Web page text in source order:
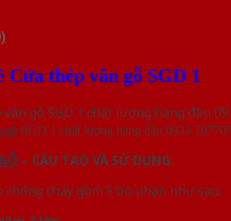
Cửa thép vân gỗ SGD 1
gỗ SGD 1 chất lượng hàng đầu
– CẤU TẠO VÀ SỬ DỤNG
chống cháy gồm 5 bộ phận như sau: